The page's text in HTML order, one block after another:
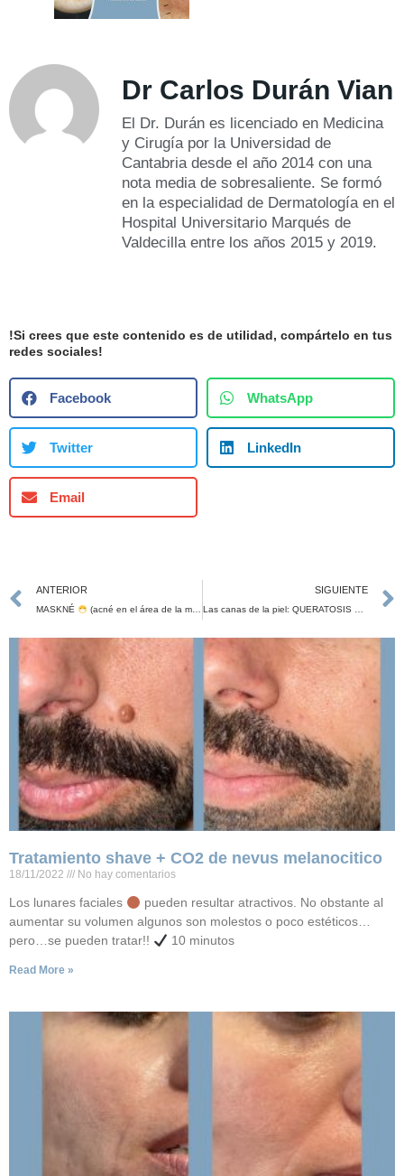
Dr Carlos Durán Vian
El Dr. Durán es licenciado en Medicina
y Cirugía por la Universidad de
Cantabria desde el año 2014 con una
nota media de sobresaliente. Se formó
en la especialidad de Dermatología en el
Hospital Universitario Marqués de
Valdecilla entre los años 2015 y 2019.
!Si crees que este contenido es de utilidad, compártelo en tus
redes sociales!
Facebook WhatsApp
Twitter LinkedIn
Email
ANTERIOR
MASKNÉ (acné en el área de la mascarilla)
SIGUIENTE
Las canas de la piel: QUERATOSIS SEBORREICAS
Tratamiento shave + CO2 de nevus melanocitico
18/11/2022 No hay comentarios
Los lunares faciales
pueden resultar atractivos. No obstante al
aumentar su volumen algunos son molestos o poco estéticos…
pero…se pueden tratar!!
10 minutos
Read More »